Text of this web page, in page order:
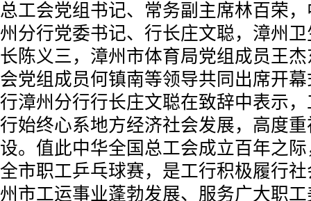
总工会党组书记、常务副主席林百荣
州分行党委书记、行长庄文聪，漳州
长陈义三，漳州市体育局党组成员王
会党组成员何镇南等领导共同出席开
行漳州分行行长庄文聪在致辞中表示
行始终心系地方经济社会发展，高度
设。值此中华全国总工会成立百年之
全市职工乒乓球赛，是工行积极履行
州市工运事业蓬勃发展、服务广大职